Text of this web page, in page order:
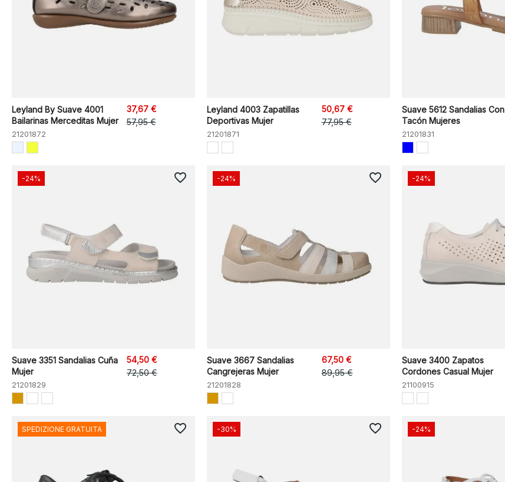
Leyland By Suave 4001
Bailarinas Merceditas Mujer
21201872
37,67 €
57,95 €
Leyland 4003 Zapatillas
Deportivas Mujer
21201871
50,67 €
77,95 €
Suave 5612 Sandalias Con
Tacón Mujeres
21201831
Suave 3351 Sandalias Cuña
Mujer
21201829
54,50 €
72,50 €
-24% favorite_border
Suave 3667 Sandalias
Cangrejeras Mujer
21201828
67,50 €
89,95 €
-24% favorite_border
Suave 3400 Zapatos
Cordones Casual Mujer
21100915
-24%
SPEDIZIONE GRATUITA favorite_border -30% favorite_border -24%